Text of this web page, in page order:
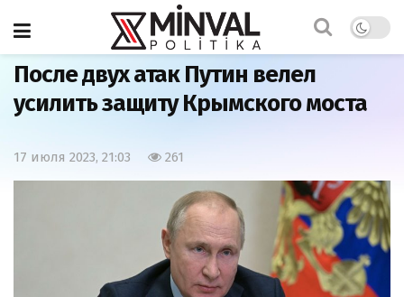
Главная
После двух атак Путин велел
усилить защиту Крымского моста
17 июля 2023, 21:03 261